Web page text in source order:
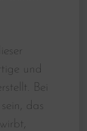
und
Bei
das